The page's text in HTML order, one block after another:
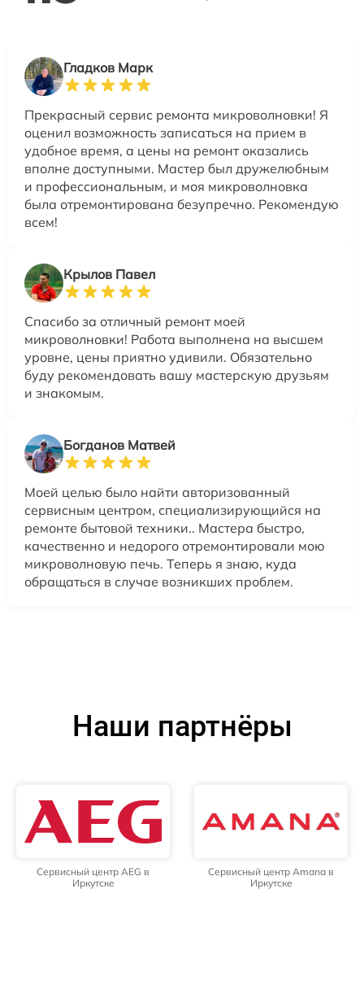
Гладков Марк
Прекрасный сервис ремонта микроволновки! Я
оценил возможность записаться на прием в
удобное время, а цены на ремонт оказались
вполне доступными. Мастер был дружелюбным
и профессиональным, и моя микроволновка
была отремонтирована безупречно. Рекомендую
всем!
Крылов Павел
Спасибо за отличный ремонт моей
микроволновки! Работа выполнена на высшем
уровне, цены приятно удивили. Обязательно
буду рекомендовать вашу мастерскую друзьям
и знакомым.
Богданов Матвей
Моей целью было найти авторизованный
сервисным центром, специализирующийся на
ремонте бытовой техники.. Мастера быстро,
качественно и недорого отремонтировали мою
микроволновую печь. Теперь я знаю, куда
обращаться в случае возникших проблем.
Наши партнёры
Сервисный центр AEG в
Иркутске
Сервисный центр Amana в
Иркутске